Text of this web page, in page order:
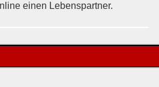
einen Lebenspartner.